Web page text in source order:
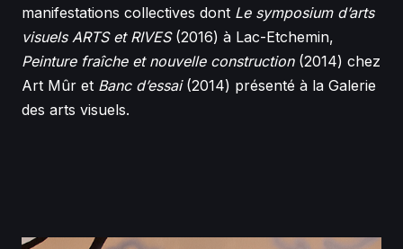
manifestations collectives dont Le symposium d’arts
visuels ARTS et RIVES(2016) à Lac-Etchemin,
Peinture fraîche et nouvelle construction(2014) chez
Art Mûr et Banc d’essai(2014) présenté à la Galerie
des arts visuels.